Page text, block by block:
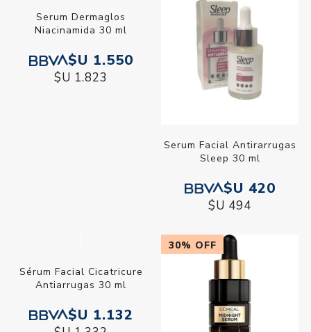
Serum Facial Antirarrugas
Sleep 30 ml
$U 420
$U 494
30% OFF